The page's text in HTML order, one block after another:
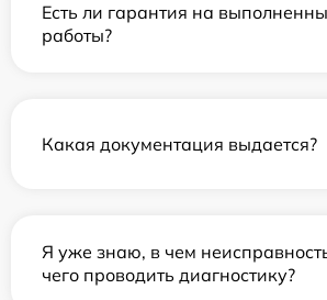
Есть ли гарантия на
работы?
Какая документация выдается?
Я уже знаю, в чем
чего проводить диагностику?